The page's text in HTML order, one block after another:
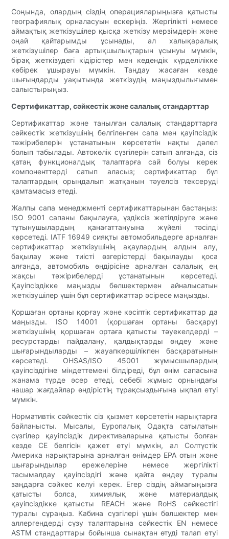
Соңында, олардың сіздің операцияларыңызға қатысты
географиялық орналасуын ескеріңіз. Жергілікті немесе
аймақтық жеткізушілер қысқа жеткізу мерзімдерін және
оңай қайтарымды ұсынады, ал халықаралық
жеткізушілер баға артықшылықтарын ұсынуы мүмкін,
бірақ жеткізудегі кідірістер мен кедендік күрделілікке
көбірек ұшырауы мүмкін. Таңдау жасаған кезде
шығындарды уақытында жеткізудің маңыздылығымен
салыстырыңыз.
Сертификаттар, сәйкестік және салалық стандарттар
Сертификаттар және танылған салалық стандарттарға
сәйкестік жеткізушінің белгіленген сапа мен қауіпсіздік
тәжірибелерін ұстанатынын көрсететін нақты дәлел
болып табылады. Автокөлік сүзгілерін сатып алғанда, сіз
қатаң функционалдық талаптарға сай болуы керек
компоненттерді сатып аласыз; сертификаттар бұл
талаптардың орындалып жатқанын тәуелсіз тексеруді
қамтамасыз етеді.
Жалпы сапа менеджменті сертификаттарынан бастаңыз:
ISO 9001 сапаны бақылауға, үздіксіз жетілдіруге және
тұтынушылардың қанағаттануына жүйелі тәсілді
көрсетеді. IATF 16949 сияқты автомобильдерге арналған
сертификаттар жеткізушінің ақаулардың алдын алу,
бақылау және тиісті өзгерістерді бақылауды қоса
алғанда, автомобиль өндірісіне арналған салалық ең
жақсы тәжірибелерді ұстанатынын көрсетеді.
Қауіпсіздікке маңызды бөлшектермен айналысатын
жеткізушілер үшін бұл сертификаттар әсіресе маңызды.
Қоршаған ортаны қорғау және кәсіптік сертификаттар да
маңызды. ISO 14001 (қоршаған ортаны басқару)
жеткізушінің қоршаған ортаға қатысты тәуекелдерді –
ресурстарды пайдалану, қалдықтарды өңдеу және
шығарындыларды – жауапкершілікпен басқаратынын
көрсетеді. OHSAS/ISO 45001 жұмысшылардың
қауіпсіздігіне міндеттемені білдіреді, бұл өнім сапасына
жанама түрде әсер етеді, себебі жұмыс орнындағы
нашар жағдайлар өндірістің тұрақсыздығына ықпал етуі
мүмкін.
Нормативтік сәйкестік сіз қызмет көрсететін нарықтарға
байланысты. Мысалы, Еуропалық Одақта сатылатын
сүзгілер қауіпсіздік директиваларына қатысты болған
кезде CE белгісін қажет етуі мүмкін, ал Солтүстік
Америка нарықтарына арналған өнімдер EPA отын және
шығарындылар ережелеріне немесе жергілікті
тасымалдау қауіпсіздігі және қайта өңдеу туралы
заңдарға сәйкес келуі керек. Егер сіздің аймағыңызға
қатысты болса, химиялық және материалдық
қауіпсіздікке қатысты REACH және RoHS сәйкестігі
туралы сұраңыз. Кабина сүзгілері үшін бөлшектер мен
аллергендерді сүзу талаптарына сәйкестік EN немесе
ASTM стандарттары бойынша сынақтан өтуді талап етуі